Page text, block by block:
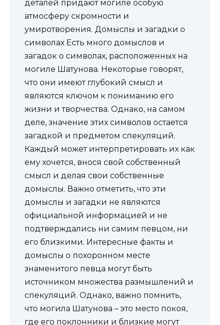
деталей придают могиле особую
атмосферу скромности и
умиротворения. Домыслы и загадки о
символах Есть много домыслов и
загадок о символах, расположенных на
могиле Шатунова. Некоторые говорят,
что они имеют глубокий смысл и
являются ключом к пониманию его
жизни и творчества. Однако, на самом
деле, значение этих символов остается
загадкой и предметом спекуляций.
Каждый может интерпретировать их как
ему хочется, внося свой собственный
смысл и делая свои собственные
домыслы. Важно отметить, что эти
домыслы и загадки не являются
официальной информацией и не
подтверждались ни самим певцом, ни
его близкими. Интересные факты и
домыслы о похоронном месте
знаменитого певца могут быть
источником множества размышлений и
спекуляций. Однако, важно помнить,
что могила Шатунова – это место покоя,
где его поклонники и близкие могут